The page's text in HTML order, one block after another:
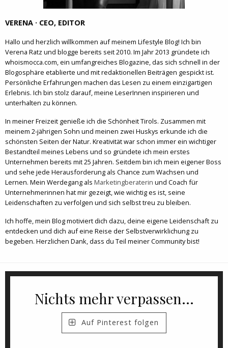
VERENA · CEO, EDITOR
Hallo und herzlich willkommen auf meinem Lifestyle Blog! Ich bin
Verena Ratz und blogge bereits seit 2010. Im Jahr 2013 gründete ich
whoismocca.com, ein umfangreiches Blogazine, das sich schnell in der
Blogosphäre etablierte und mit redaktionellen Beiträgen gespickt ist.
Persönliche Erfahrungen machen das Lesen zu einem einzigartigen
Erlebnis. Ich bin stolz darauf, meine LeserInnen inspirieren und
unterhalten zu können.
In meiner Freizeit genieße ich die Schönheit Tirols. Zusammen mit
meinem 2-jährigen Sohn und meinen zwei Huskys erkunde ich die
schönsten Seiten der Natur. Kreativität war schon immer ein wichtiger
Bestandteil meines Lebens und so gründete ich mein erstes
Unternehmen bereits mit 25 Jahren. Seitdem bin ich mein eigener Boss
und sehe jede Herausforderung als Chance zum Wachsen und
Lernen. Mein Werdegang als Marketingberaterin und Coach für
Unternehmerinnen hat mir gezeigt, wie wichtig es ist, seine
Leidenschaften zu verfolgen und sich selbst treu zu bleiben.
Ich hoffe, mein Blog motiviert dich dazu, deine eigene Leidenschaft zu
entdecken und dich auf eine Reise der Selbstverwirklichung zu
begeben. Herzlichen Dank, dass du Teil meiner Community bist!
Nichts mehr verpassen...
Auf Pinterest folgen